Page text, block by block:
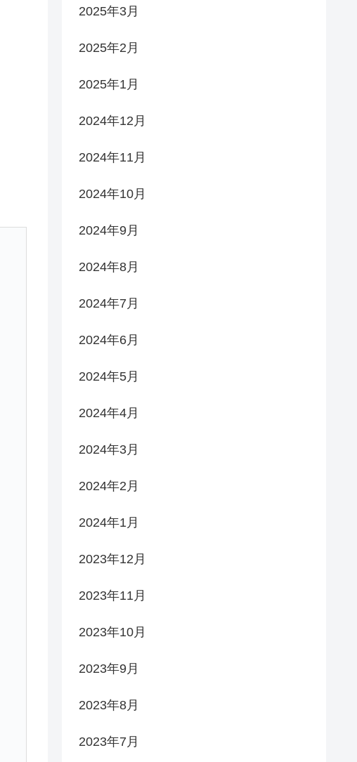
2025年3月
2025年2月
2025年1月
2024年12月
2024年11月
2024年10月
2024年9月
2024年8月
2024年7月
2024年6月
2024年5月
2024年4月
2024年3月
2024年2月
2024年1月
2023年12月
2023年11月
2023年10月
2023年9月
2023年8月
2023年7月